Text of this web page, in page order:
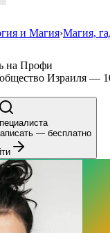
и Магия›Магия,
на Профи
Израиля —
— бесплатно